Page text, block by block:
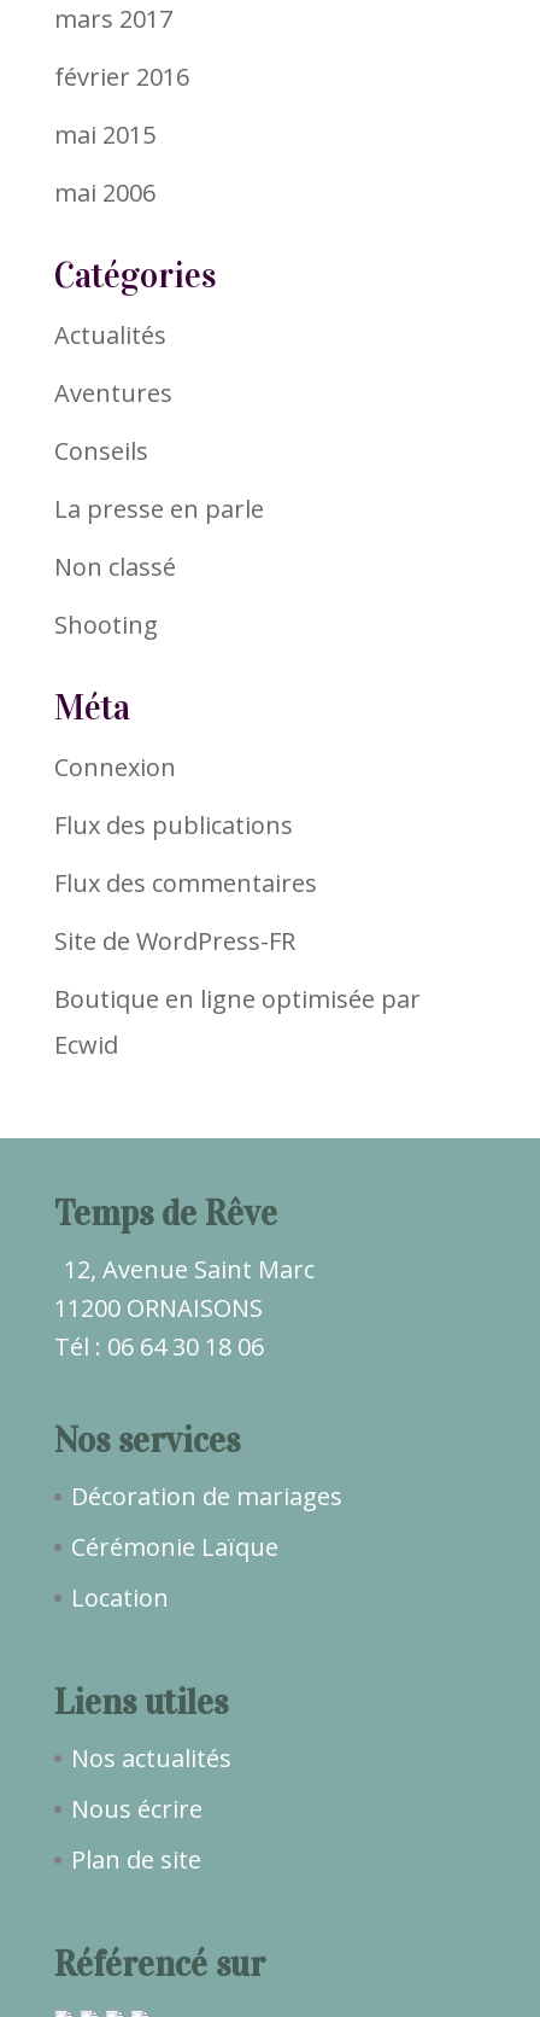
mars 2017
février 2016
mai 2015
mai 2006
Catégories
Actualités
Aventures
Conseils
La presse en parle
Non classé
Shooting
Méta
Connexion
Flux des publications
Flux des commentaires
Site de WordPress-FR
Boutique en ligne optimisée par
Ecwid
Temps de Rêve
12, Avenue Saint Marc
11200 ORNAISONS
Tél : 06 64 30 18 06
Nos services
Décoration de mariages
Cérémonie Laïque
Location
Liens utiles
Nos actualités
Nous écrire
Plan de site
Référencé sur